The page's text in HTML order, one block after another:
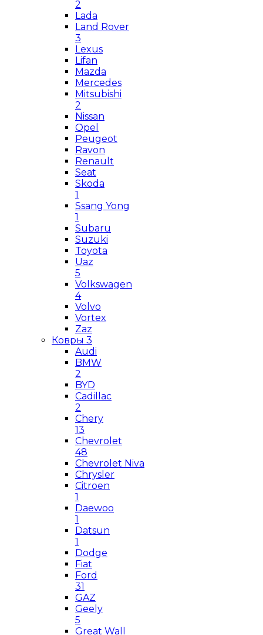
2
Lada
Land Rover
3
Lexus
Lifan
Mazda
Mercedes
Mitsubishi
2
Nissan
Opel
Peugeot
Ravon
Renault
Seat
Skoda
1
Ssang Yong
1
Subaru
Suzuki
Toyota
Uaz
5
Volkswagen
4
Volvo
Vortex
Zaz
Ковры 3
Audi
BMW
2
BYD
Cadillac
2
Chery
13
Chevrolet
48
Chevrolet Niva
Chrysler
Citroen
1
Daewoo
1
Datsun
1
Dodge
Fiat
Ford
31
GAZ
Geely
5
Great Wall